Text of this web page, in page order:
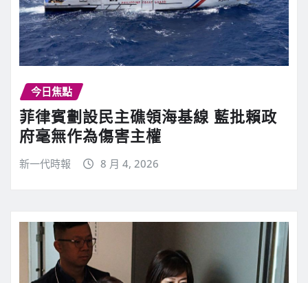
今日焦點
菲律賓劃設民主礁領海基線 藍批賴政
府毫無作為傷害主權
新一代時報 8 月 4, 2026